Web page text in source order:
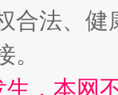
合法、
生，本网